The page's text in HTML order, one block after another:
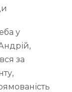
у
за